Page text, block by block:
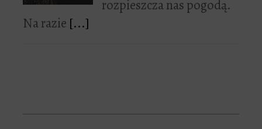
rozpieszcza nas pogodą.
Na razie [...]